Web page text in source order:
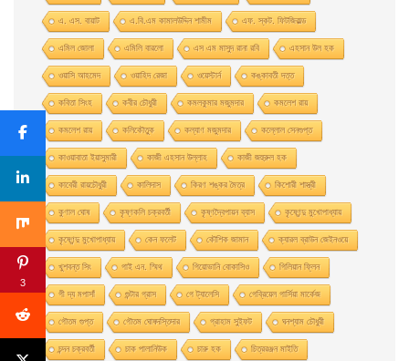
এ. এস. বায়াট এ.বি.এম কামালউদ্দিন শামীম এফ. স্কট. ফিটজিরাল্ড
এমিল জোলা এমিলি বারলো এস এম মাসুদ রানা রবি এহসান উল হক
ওয়াসি আহমেদ ওয়াহিদ রেজা ওয়েস্টার্ন কঙ্কাবতী দত্ত
কবিতা সিংহ কবীর চৌধুরী কমলকুমার মজুমদার কমলেশ রায়
কমলেশ রায় কলিকৌতুক কল্যাণ মজুমদার কল্লোল সেনগুপ্ত
কাওয়াবাতা ইয়াসুমারী কাজী এহসান উল্লাহ কাজী জহুরুল হক
কাবেরী রায়চৌধুরী কালিদাস কিরণ শঙ্কর মৈত্র কিশোরী শাস্ত্রী
কুণাল ঘোষ কৃষ্ণকলি চক্রবর্তী কৃষ্ণদ্বৈপায়ন ব্যাস কৃষ্ণেন্দু মুখােপাধ্যায়
কৃষ্ণেন্দু মুখোপাধ্যায় কেন ফলেট কৌশিক জামান ক্যারল ব্রাউন জেইনওয়ে
খুশবন্ত সিং গাই এন. স্মিথ গিয়ােভানি বােকাসিও গিলিয়ান ফ্লিন
গী দ্য মপাসাঁ গুন্টার গ্রাস গে ট্যালেসি গেব্রিয়েল গার্সিয়া মার্কেজ
গৌতম গুপ্ত গৌতম ঘোষদস্তিদার গ্রাহাম সুইফট ঘনশ্যাম চৌধুরী
চন্দন চক্রবর্তী চাক পালানিউক চারু হক চিত্ররঞ্জন মাইতি
3